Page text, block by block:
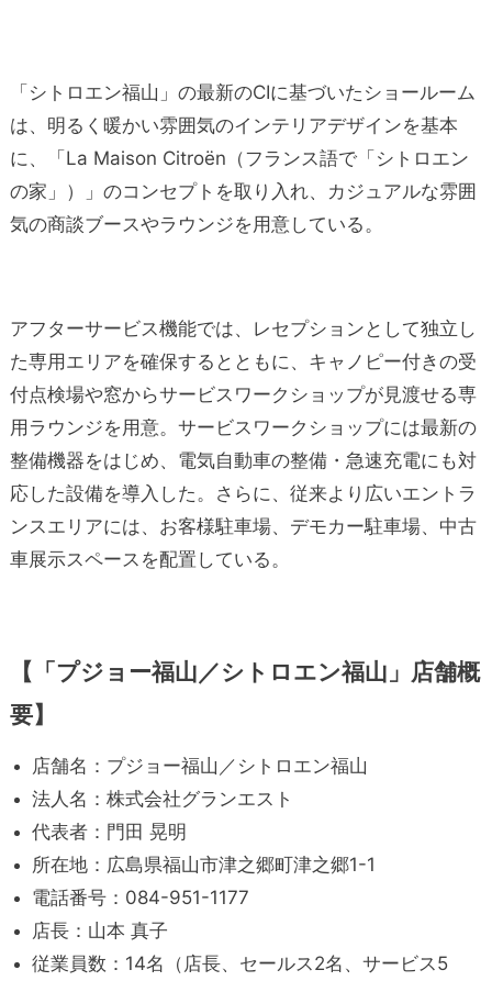
「シトロエン福山」の最新のCIに基づいたショールーム
は、明るく暖かい雰囲気のインテリアデザインを基本
に、「La Maison Citroën（フランス語で「シトロエン
の家」）」のコンセプトを取り入れ、カジュアルな雰囲
気の商談ブースやラウンジを用意している。
アフターサービス機能では、レセプションとして独立し
た専用エリアを確保するとともに、キャノピー付きの受
付点検場や窓からサービスワークショップが見渡せる専
用ラウンジを用意。サービスワークショップには最新の
整備機器をはじめ、電気自動車の整備・急速充電にも対
応した設備を導入した。さらに、従来より広いエントラ
ンスエリアには、お客様駐車場、デモカー駐車場、中古
車展示スペースを配置している。
【「プジョー福山／シトロエン福山」店舗概
要】
店舗名：プジョー福山／シトロエン福山
法人名：株式会社グランエスト
代表者：門田 晃明
所在地：広島県福山市津之郷町津之郷1-1
電話番号：084-951-1177
店長：山本 真子
従業員数：14名（店長、セールス2名、サービス5